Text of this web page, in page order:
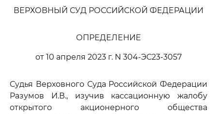
ВЕРХОВНЫЙ СУД РОССИЙСКОЙ ФЕДЕРАЦИИ
ОПРЕДЕЛЕНИЕ
от 10 апреля 2023 г. N 304-ЭС23-3057
Судья Верховного Суда Российской Федерации
Разумов И.В., изучив кассационную жалобу
открытого акционерного общества